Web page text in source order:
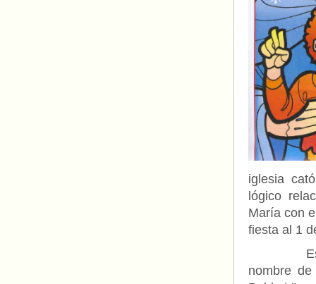
iglesia
lógico
María con
fiesta al 1
Esto
nombre